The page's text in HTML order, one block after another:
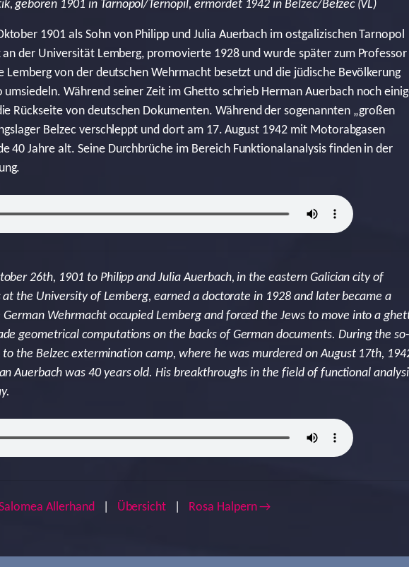
geboren 1901 in Tarnopol/Ternopil, ermordet 1942 in Belzec/Bełżec (VL)
1901 als Sohn von Philipp und Julia Auerbach im ostgalizischen Tarnopol
der Universität Lemberg, promovierte 1928 und wurde später zum Professor
von der deutschen Wehrmacht besetzt und die jüdische Bevölkerung
Während seiner Zeit im Ghetto schrieb Herman Auerbach noch
Rückseite von deutschen Dokumenten. Während der sogenannten „großen
Belzec verschleppt und dort am 17. August 1942 mit Motorabgasen
40 Jahre alt. Seine Durchbrüche im Bereich Funktionalanalysis finden in der
26th, 1901 to Philipp and Julia Auerbach, in the eastern Galician city of
the University of Lemberg, earned a doctorate in 1928 and later became a
Wehrmacht occupied Lemberg and forced the Jews to move into a
geometrical computations on the backs of German documents. During the so-
the Belzec extermination camp, where he was murdered on August 17th,
Auerbach was 40 years old. His breakthroughs in the field of functional
Allerhand Übersicht Rosa Halpern →